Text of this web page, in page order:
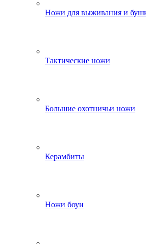
Ножи для выживания и
Тактические ножи
Большие охотничьи ножи
Керамбиты
Ножи боуи